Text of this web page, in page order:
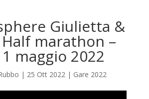
Giulietta &
marathon –
maggio 2022
| 25 Ott 2022| Gare 2022